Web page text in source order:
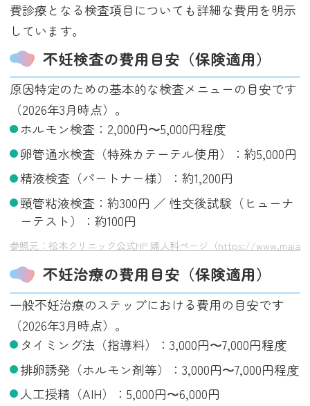
費診療となる検査項目についても詳細な費用を明示
しています。
不妊検査の費用目安（保険適用）
原因特定のための基本的な検査メニューの目安です
（2026年3月時点）。
ホルモン検査：2,000円〜5,000円程度
卵管通水検査（特殊カテーテル使用）：約5,000円
精液検査（パートナー様）：約1,200円
頸管粘液検査：約300円 ／ 性交後試験（ヒューナ
ーテスト）：約100円
参照元：松本クリニック公式HP 婦人科ページ（https://
不妊治療の費用目安（保険適用）
一般不妊治療のステップにおける費用の目安です
（2026年3月時点）。
タイミング法（指導料）：3,000円〜7,000円程度
排卵誘発（ホルモン剤等）：3,000円〜7,000円程度
人工授精（AIH）：5,000円〜6,000円